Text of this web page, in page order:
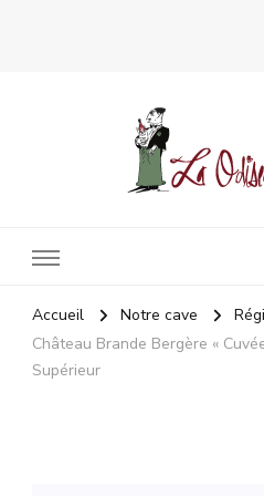
Accueil Notre cave
Château Brande Bergère «
Supérieur